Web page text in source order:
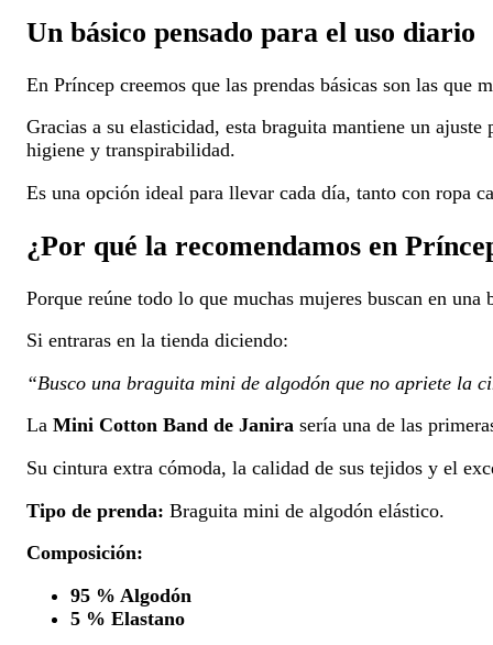
Un básico pensado para el uso diario
En Príncep creemos que las prendas básicas son las que
Gracias a su elasticidad, esta braguita mantiene un
higiene y transpirabilidad.
Es una opción ideal para llevar cada día, tanto con ropa
¿Por qué la recomendamos en
Porque reúne todo lo que muchas mujeres buscan en
Si entraras en la tienda diciendo:
“Busco una braguita mini de algodón que no apriete la
La Mini Cotton Band de Janira sería una de las
Su cintura extra cómoda, la calidad de sus tejidos y el
Tipo de prenda: Braguita mini de algodón elástico.
Composición:
95 % Algodón
5 % Elastano